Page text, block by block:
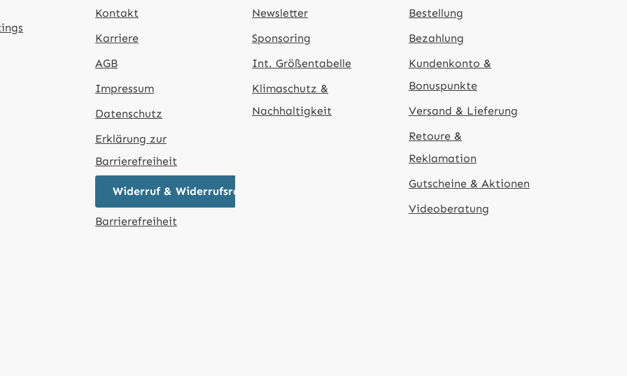
Kontakt
Karriere
AGB
Impressum
Datenschutz
Erklärung zur
Barrierefreiheit
Widerruf & Widerrufsrecht
Barrierefreiheit
Newsletter
Sponsoring
Int. Größentabelle
Klimaschutz &
Nachhaltigkeit
Bestellung
Bezahlung
Kundenkonto &
Bonuspunkte
Versand & Lieferung
Retoure &
Reklamation
Gutscheine & Aktionen
Videoberatung